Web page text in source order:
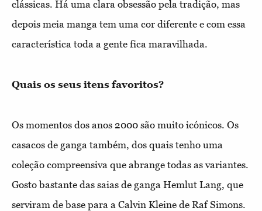
clássicas. Há uma clara obsessão pela tradição, mas
depois meia manga tem uma cor diferente e com essa
característica toda a gente fica maravilhada.
Quais os seus itens favoritos?
Os momentos dos anos 2000 são muito icónicos. Os
casacos de ganga também, dos quais tenho uma
coleção compreensiva que abrange todas as variantes.
Gosto bastante das saias de ganga Hemlut Lang, que
serviram de base para a Calvin Kleine de Raf Simons.